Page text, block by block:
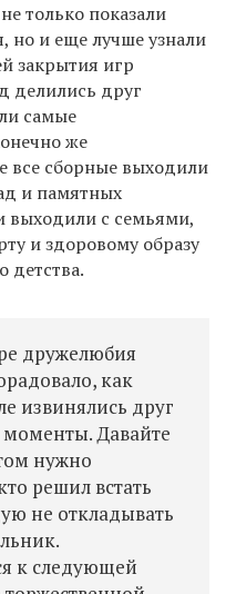
только показали
но и еще лучше узнали
закрытия игр
делились друг
самые
же
все сборные выходили
и памятных
выходили с семьями,
и здоровому образу
детства.
дружелюбия
как
извинялись друг
Давайте
нужно
решил встать
не откладывать
к следующей